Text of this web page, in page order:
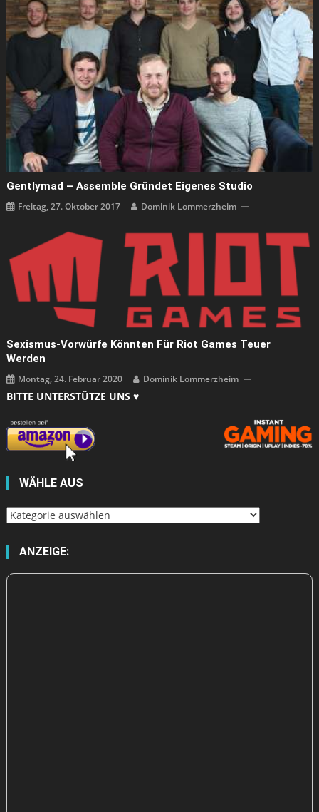
Gentlymad – Assemble Gründet Eigenes Studio
Freitag, 27. Oktober 2017 Dominik Lommerzheim
Sexismus-Vorwürfe Könnten Für Riot Games Teuer
Werden
Montag, 24. Februar 2020 Dominik Lommerzheim
BITTE UNTERSTÜTZE UNS ♥
WÄHLE AUS
Wähle
ANZEIGE: